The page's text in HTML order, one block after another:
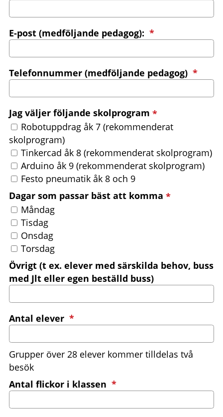
E-post (medföljande pedagog): *(obligatorisk)
Telefonnummer (medföljande pedagog) *
Jag väljer följande skolprogram *(obligatorisk)
Jag väljer följande skolprogram
Robotuppdrag åk 7 (rekommenderat
skolprogram)
Tinkercad åk 8 (rekommenderat skolprogram)
Arduino åk 9 (rekommenderat skolprogram)
Festo pneumatik åk 8 och 9
Dagar som passar bäst att komma *
Dagar som passar bäst att komma
Måndag
Tisdag
Onsdag
Torsdag
Övrigt (t ex. elever med särskilda behov, buss
med Jlt eller egen beställd buss)
Antal elever *(obligatorisk)
Grupper över 28 elever kommer tilldelas två
besök
Antal flickor i klassen *(obligatorisk)